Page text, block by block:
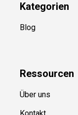
Kategorien
Blog
Ressourcen
Über uns